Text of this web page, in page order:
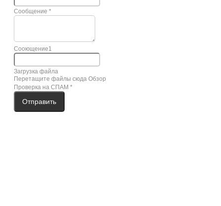
Сообщение *
Сооющение1
Загрузка файла
Перетащите файлы сюда Обзор
Проверка на СПАМ *
Отправить